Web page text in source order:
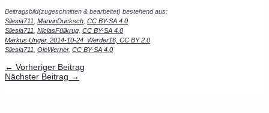
Beitragsbild(zugeschnitten & bearbeitet) bestehend aus:
Silesia711 MarvinDucksch CC BY-SA 4.0
Silesia711 NiclasFüllkrug CC BY-SA 4.0
Markus Unger, 2014-10-24_Werder16, CC BY 2.0
Silesia711 OleWerner, CC BY-SA 4.0
← Vorheriger Beitrag
Nächster Beitrag →